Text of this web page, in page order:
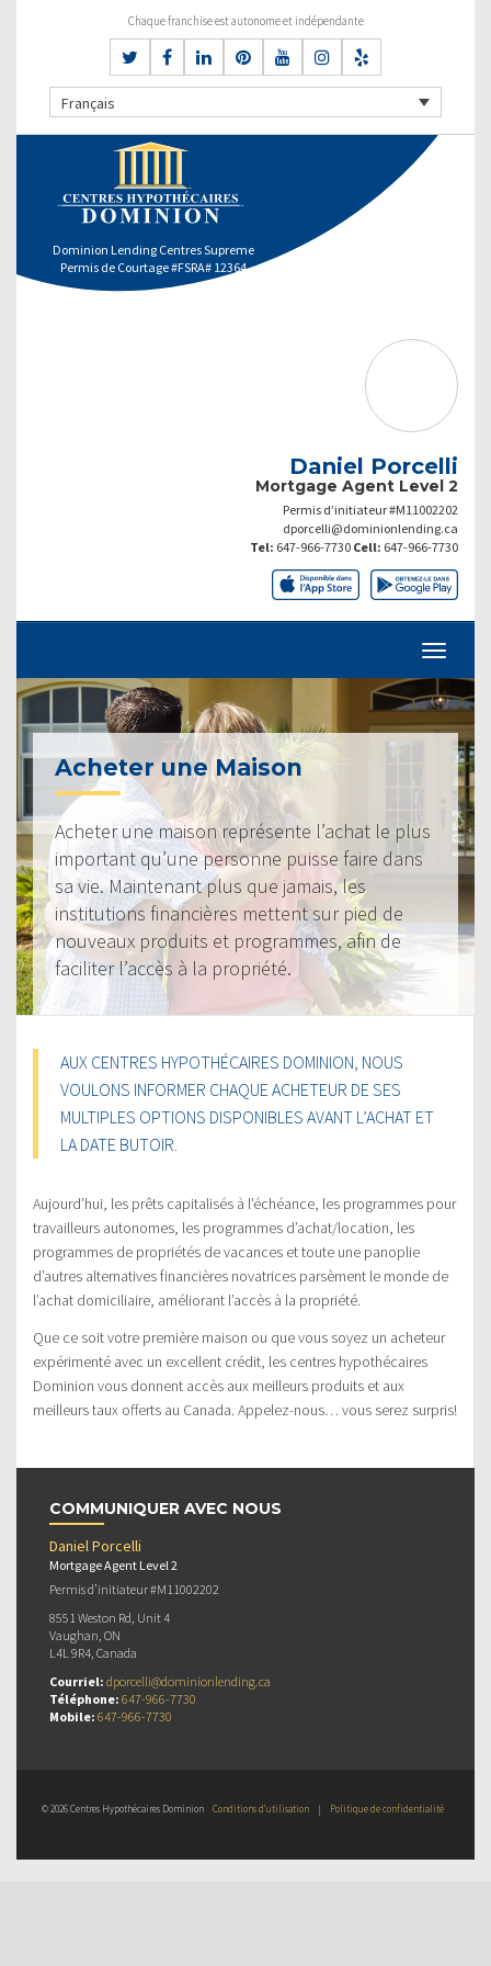
Chaque franchise est autonome et indépendante
Français
Dominion Lending Centres Supreme
Permis de Courtage #FSRA# 12364
Daniel Porcelli
Mortgage Agent Level 2
Permis d’initiateur #M11002202
dporcelli@dominionlending.ca
Tel: 647-966-7730 Cell: 647-966-7730
Acheter une Maison
Acheter une maison représente l’achat le plus
important qu’une personne puisse faire dans
sa vie. Maintenant plus que jamais, les
institutions financières mettent sur pied de
nouveaux produits et programmes, afin de
faciliter l’accès à la propriété.
AUX CENTRES HYPOTHÉCAIRES DOMINION, NOUS
VOULONS INFORMER CHAQUE ACHETEUR DE SES
MULTIPLES OPTIONS DISPONIBLES AVANT L’ACHAT ET
LA DATE BUTOIR.
Aujourd’hui, les prêts capitalisés à l’échéance, les programmes pour
travailleurs autonomes, les programmes d’achat/location, les
programmes de propriétés de vacances et toute une panoplie
d’autres alternatives financières novatrices parsèment le monde de
l’achat domiciliaire, améliorant l’accès à la propriété.
Que ce soit votre première maison ou que vous soyez un acheteur
expérimenté avec un excellent crédit, les centres hypothécaires
Dominion vous donnent accès aux meilleurs produits et aux
meilleurs taux offerts au Canada. Appelez-nous… vous serez surpris!
COMMUNIQUER AVEC NOUS
Daniel Porcelli
Mortgage Agent Level 2
Permis d’initiateur #M11002202
8551 Weston Rd, Unit 4
Vaughan, ON
L4L 9R4, Canada
Courriel: dporcelli@dominionlending.ca
Téléphone: 647-966-7730
Mobile: 647-966-7730
© 2026 Centres Hypothécaires Dominion Conditions d’utilisation | Politique de confidentialité